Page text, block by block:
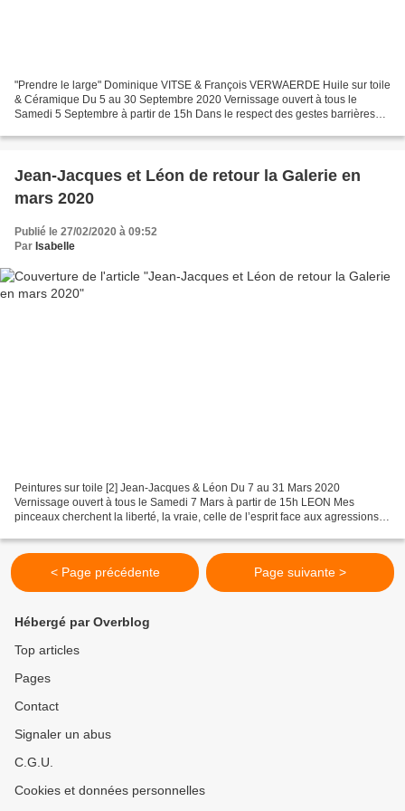
"Prendre le large" Dominique VITSE & François VERWAERDE Huile sur toile
& Céramique Du 5 au 30 Septembre 2020 Vernissage ouvert à tous le
Samedi 5 Septembre à partir de 15h Dans le respect des gestes barrières
Jean-Jacques et Léon de retour la Galerie en
mars 2020
Publié le 27/02/2020 à 09:52
Par Isabelle
Peintures sur toile [2] Jean-Jacques & Léon Du 7 au 31 Mars 2020
Vernissage ouvert à tous le Samedi 7 Mars à partir de 15h LEON Mes
pinceaux cherchent la liberté, la vraie, celle de l’esprit face aux agressions
< Page précédente Page suivante >
Hébergé par Overblog
Top articles
Pages
Contact
Signaler un abus
C.G.U.
Cookies et données personnelles